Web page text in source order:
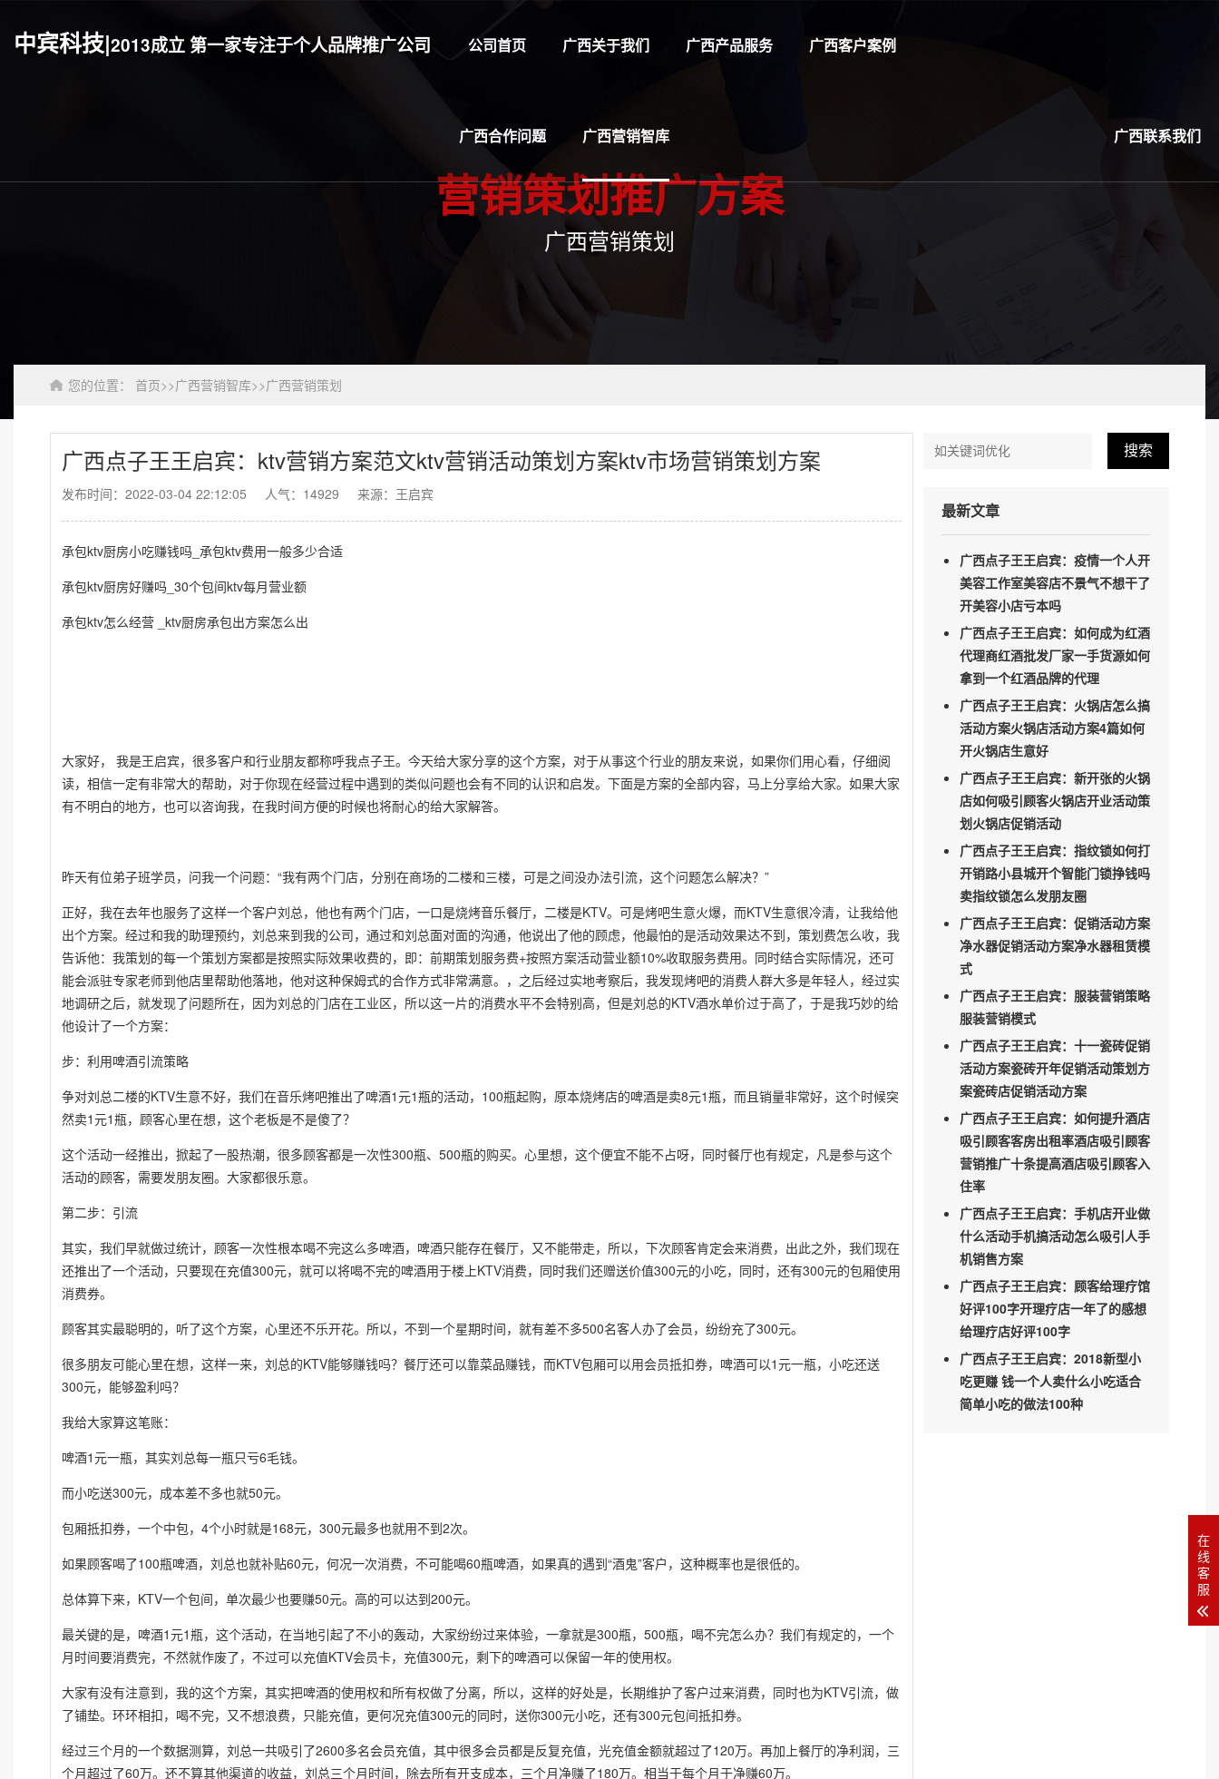
中宾科技|2013成立 第一家专注于个人品牌推广公司 公司首页 广西关于我们 广西产品服务 广西客户案例
广西合作问题 广西营销智库 广西联系我们
营销策划推广方案
广西营销策划
您的位置： 首页>>广西营销智库>>广西营销策划
广西点子王王启宾：ktv营销方案范文ktv营销活动策划方案ktv市场营销策划方案
发布时间：2022-03-04 22:12:05 人气：14929 来源：王启宾
承包ktv厨房小吃赚钱吗_承包ktv费用一般多少合适
承包ktv厨房好赚吗_30个包间ktv每月营业额
承包ktv怎么经营 _ktv厨房承包出方案怎么出
大家好， 我是王启宾，很多客户和行业朋友都称呼我点子王。今天给大家分享的这个方案，对于从事这个行业的朋友来说，如果你们用心看，仔细阅
读，相信一定有非常大的帮助，对于你现在经营过程中遇到的类似问题也会有不同的认识和启发。下面是方案的全部内容，马上分享给大家。如果大家
有不明白的地方，也可以咨询我，在我时间方便的时候也将耐心的给大家解答。
昨天有位弟子班学员，问我一个问题：“我有两个门店，分别在商场的二楼和三楼，可是之间没办法引流，这个问题怎么解决？”
正好，我在去年也服务了这样一个客户刘总，他也有两个门店，一口是烧烤音乐餐厅，二楼是KTV。可是烤吧生意火爆，而KTV生意很冷清，让我给他
出个方案。经过和我的助理预约，刘总来到我的公司，通过和刘总面对面的沟通，他说出了他的顾虑，他最怕的是活动效果达不到，策划费怎么收，我
告诉他：我策划的每一个策划方案都是按照实际效果收费的，即：前期策划服务费+按照方案活动营业额10%收取服务费用。同时结合实际情况，还可
能会派驻专家老师到他店里帮助他落地，他对这种保姆式的合作方式非常满意。，之后经过实地考察后，我发现烤吧的消费人群大多是年轻人，经过实
地调研之后，就发现了问题所在，因为刘总的门店在工业区，所以这一片的消费水平不会特别高，但是刘总的KTV酒水单价过于高了，于是我巧妙的给
他设计了一个方案：
步：利用啤酒引流策略
争对刘总二楼的KTV生意不好，我们在音乐烤吧推出了啤酒1元1瓶的活动，100瓶起购，原本烧烤店的啤酒是卖8元1瓶，而且销量非常好，这个时候突
然卖1元1瓶，顾客心里在想，这个老板是不是傻了？
这个活动一经推出，掀起了一股热潮，很多顾客都是一次性300瓶、500瓶的购买。心里想，这个便宜不能不占呀，同时餐厅也有规定，凡是参与这个
活动的顾客，需要发朋友圈。大家都很乐意。
第二步：引流
其实，我们早就做过统计，顾客一次性根本喝不完这么多啤酒，啤酒只能存在餐厅，又不能带走，所以，下次顾客肯定会来消费，出此之外，我们现在
还推出了一个活动，只要现在充值300元，就可以将喝不完的啤酒用于楼上KTV消费，同时我们还赠送价值300元的小吃，同时，还有300元的包厢使用
消费券。
顾客其实最聪明的，听了这个方案，心里还不乐开花。所以，不到一个星期时间，就有差不多500名客人办了会员，纷纷充了300元。
很多朋友可能心里在想，这样一来，刘总的KTV能够赚钱吗？餐厅还可以靠菜品赚钱，而KTV包厢可以用会员抵扣券，啤酒可以1元一瓶，小吃还送
300元，能够盈利吗？
我给大家算这笔账：
啤酒1元一瓶，其实刘总每一瓶只亏6毛钱。
而小吃送300元，成本差不多也就50元。
包厢抵扣券，一个中包，4个小时就是168元，300元最多也就用不到2次。
如果顾客喝了100瓶啤酒，刘总也就补贴60元，何况一次消费，不可能喝60瓶啤酒，如果真的遇到“酒鬼”客户，这种概率也是很低的。
总体算下来，KTV一个包间，单次最少也要赚50元。高的可以达到200元。
最关键的是，啤酒1元1瓶，这个活动，在当地引起了不小的轰动，大家纷纷过来体验，一拿就是300瓶，500瓶，喝不完怎么办？我们有规定的，一个
月时间要消费完，不然就作废了，不过可以充值KTV会员卡，充值300元，剩下的啤酒可以保留一年的使用权。
大家有没有注意到，我的这个方案，其实把啤酒的使用权和所有权做了分离，所以，这样的好处是，长期维护了客户过来消费，同时也为KTV引流，做
了铺垫。环环相扣，喝不完，又不想浪费，只能充值，更何况充值300元的同时，送你300元小吃，还有300元包间抵扣券。
经过三个月的一个数据测算，刘总一共吸引了2600多名会员充值，其中很多会员都是反复充值，光充值金额就超过了120万。再加上餐厅的净利润，三
个月超过了60万。还不算其他渠道的收益，刘总三个月时间，除去所有开支成本，三个月净赚了180万。相当于每个月于净赚60万。
搜索
最新文章
广西点子王王启宾：疫情一个人开
美容工作室美容店不景气不想干了
开美容小店亏本吗
广西点子王王启宾：如何成为红酒
代理商红酒批发厂家一手货源如何
拿到一个红酒品牌的代理
广西点子王王启宾：火锅店怎么搞
活动方案火锅店活动方案4篇如何
开火锅店生意好
广西点子王王启宾：新开张的火锅
店如何吸引顾客火锅店开业活动策
划火锅店促销活动
广西点子王王启宾：指纹锁如何打
开销路小县城开个智能门锁挣钱吗
卖指纹锁怎么发朋友圈
广西点子王王启宾：促销活动方案
净水器促销活动方案净水器租赁模
式
广西点子王王启宾：服装营销策略
服装营销模式
广西点子王王启宾：十一瓷砖促销
活动方案瓷砖开年促销活动策划方
案瓷砖店促销活动方案
广西点子王王启宾：如何提升酒店
吸引顾客客房出租率酒店吸引顾客
营销推广十条提高酒店吸引顾客入
住率
广西点子王王启宾：手机店开业做
什么活动手机搞活动怎么吸引人手
机销售方案
广西点子王王启宾：顾客给理疗馆
好评100字开理疗店一年了的感想
给理疗店好评100字
广西点子王王启宾：2018新型小
吃更赚 钱一个人卖什么小吃适合
简单小吃的做法100种
在
线
客
服